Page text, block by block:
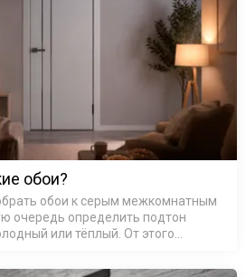
обои?
обои к серым межкомнатным
очередь определить подтон
или тёплый. От этого